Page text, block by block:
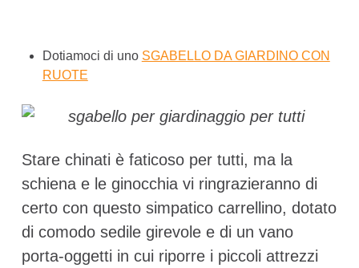
Dotiamoci di uno SGABELLO DA GIARDINO CON
RUOTE
Stare chinati è faticoso per tutti, ma la
schiena e le ginocchia vi ringrazieranno di
certo con questo simpatico carrellino, dotato
di comodo sedile girevole e di un vano
porta-oggetti in cui riporre i piccoli attrezzi